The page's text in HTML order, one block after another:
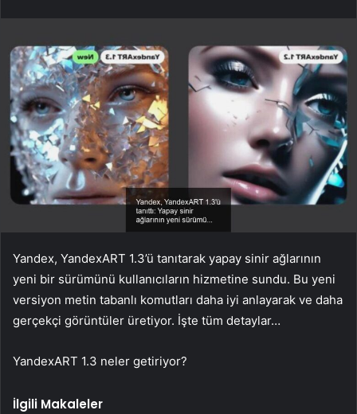
Yandex, YandexART 1.3’ü tanıtarak yapay sinir ağlarının
yeni bir sürümünü kullanıcıların hizmetine sundu. Bu yeni
versiyon metin tabanlı komutları daha iyi anlayarak ve daha
gerçekçi görüntüler üretiyor. İşte tüm detaylar…
YandexART 1.3 neler getiriyor?
İlgili Makaleler